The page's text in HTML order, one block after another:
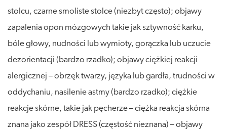
stolcu, czarne smoliste stolce (niezbyt często); objawy
zapalenia opon mózgowych takie jak sztywność karku,
bóle głowy, nudności lub wymioty, gorączka lub uczucie
dezorientacji (bardzo rzadko); objawy ciężkiej reakcji
alergicznej – obrzęk twarzy, języka lub gardła, trudności w
oddychaniu, nasilenie astmy (bardzo rzadko); ciężkie
reakcje skórne, takie jak pęcherze – ciężka reakcja skórna
znana jako zespół DRESS (częstość nieznana) – objawy